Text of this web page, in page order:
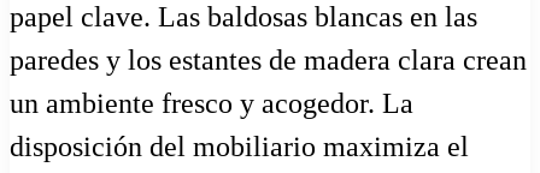
papel clave. Las baldosas blancas en las
paredes y los estantes de madera clara crean
un ambiente fresco y acogedor. La
disposición del mobiliario maximiza el